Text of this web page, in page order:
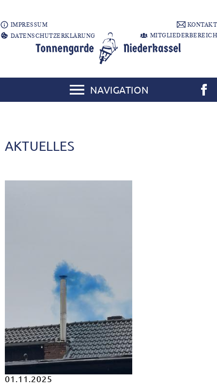
IMPRESSUM
DATENSCHUTZERKLÄRUNG
KONTAKT
MITGLIEDERBEREICH
NAVIGATION
AKTUELLES
01.11.2025